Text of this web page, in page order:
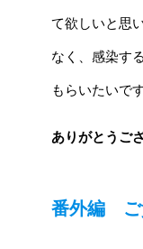
て欲しいと思
なく、感染す
もらいたいです
ありがとうご
番外編 ご